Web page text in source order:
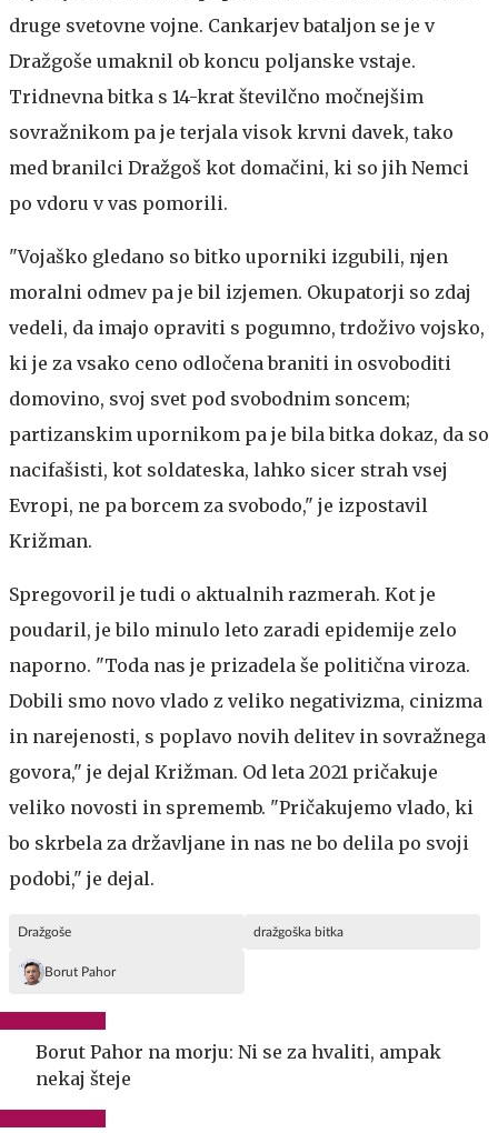
druge svetovne vojne. Cankarjev bataljon se je v
Dražgoše umaknil ob koncu poljanske vstaje.
Tridnevna bitka s 14-krat številčno močnejšim
sovražnikom pa je terjala visok krvni davek, tako
med branilci Dražgoš kot domačini, ki so jih Nemci
po vdoru v vas pomorili.
"Vojaško gledano so bitko uporniki izgubili, njen
moralni odmev pa je bil izjemen. Okupatorji so zdaj
vedeli, da imajo opraviti s pogumno, trdoživo vojsko,
ki je za vsako ceno odločena braniti in osvoboditi
domovino, svoj svet pod svobodnim soncem;
partizanskim upornikom pa je bila bitka dokaz, da so
nacifašisti, kot soldateska, lahko sicer strah vsej
Evropi, ne pa borcem za svobodo," je izpostavil
Križman.
Spregovoril je tudi o aktualnih razmerah. Kot je
poudaril, je bilo minulo leto zaradi epidemije zelo
naporno. "Toda nas je prizadela še politična viroza.
Dobili smo novo vlado z veliko negativizma, cinizma
in narejenosti, s poplavo novih delitev in sovražnega
govora," je dejal Križman. Od leta 2021 pričakuje
veliko novosti in sprememb. "Pričakujemo vlado, ki
bo skrbela za državljane in nas ne bo delila po svoji
podobi," je dejal.
Dražgoše dražgoška bitka
Borut Pahor
Borut Pahor na morju: Ni se za hvaliti, ampak
nekaj šteje